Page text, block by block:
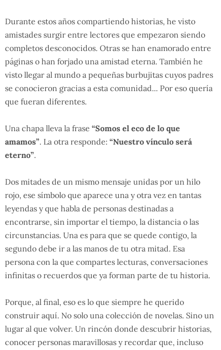
Durante estos años compartiendo historias, he visto
amistades surgir entre lectores que empezaron siendo
completos desconocidos. Otras se han enamorado entre
páginas o han forjado una amistad eterna. También he
visto llegar al mundo a pequeñas burbujitas cuyos padres
se conocieron gracias a esta comunidad... Por eso quería
que fueran diferentes.
Una chapa lleva la frase “Somos el eco de lo que
amamos”. La otra responde: “Nuestro vínculo será
eterno”.
Dos mitades de un mismo mensaje unidas por un hilo
rojo, ese símbolo que aparece una y otra vez en tantas
leyendas y que habla de personas destinadas a
encontrarse, sin importar el tiempo, la distancia o las
circunstancias. Una es para que se quede contigo, la
segundo debe ir a las manos de tu otra mitad. Esa
persona con la que compartes lecturas, conversaciones
infinitas o recuerdos que ya forman parte de tu historia.
Porque, al final, eso es lo que siempre he querido
construir aquí. No solo una colección de novelas. Sino un
lugar al que volver. Un rincón donde descubrir historias,
conocer personas maravillosas y recordar que, incluso